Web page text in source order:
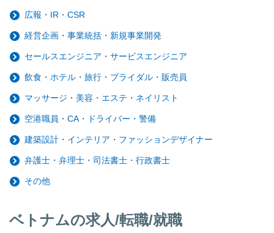
広報・IR・CSR
経営企画・事業統括・新規事業開発
セールスエンジニア・サービスエンジニア
飲食・ホテル・旅行・ブライダル・販売員
マッサージ・美容・エステ・ネイリスト
空港職員・CA・ドライバー・警備
建築設計・インテリア・ファッションデザイナー
弁護士・弁理士・司法書士・行政書士
その他
ベトナムの求人/転職/就職